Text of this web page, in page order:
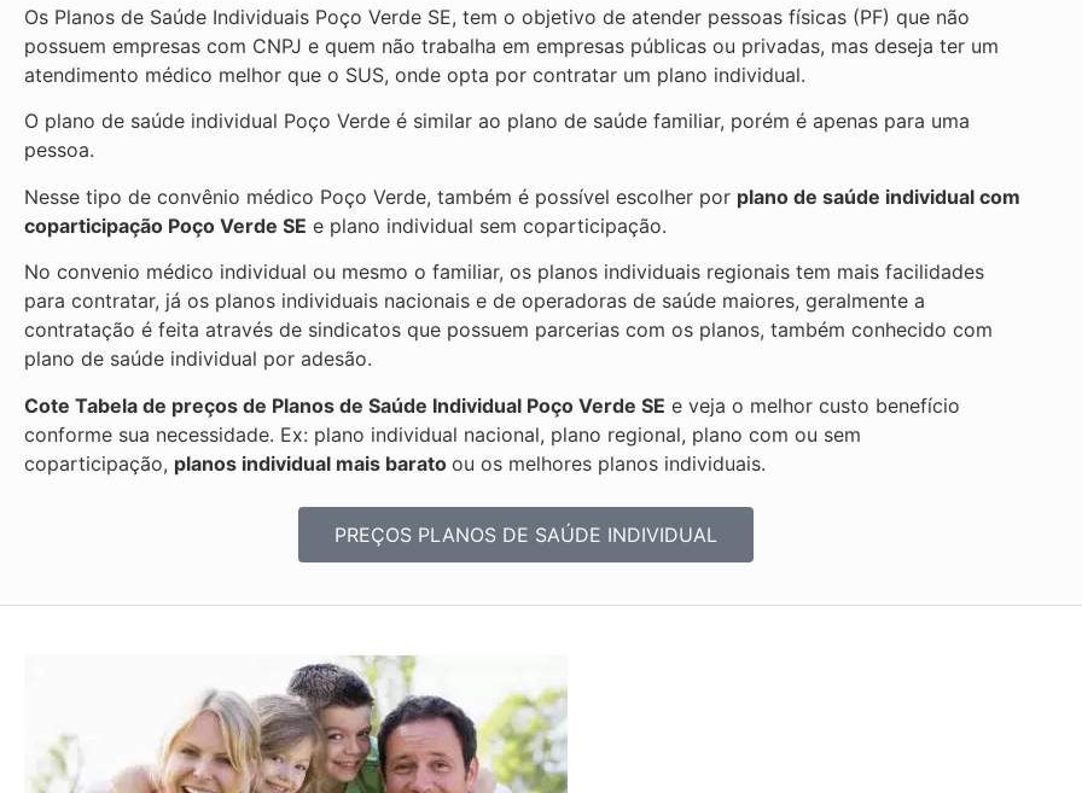
Os Planos de Saúde Individuais Poço Verde SE, tem o objetivo de atender pessoas físicas (PF) que não
possuem empresas com CNPJ e quem não trabalha em empresas públicas ou privadas, mas deseja ter um
atendimento médico melhor que o SUS, onde opta por contratar um plano individual.
O plano de saúde individual Poço Verde é similar ao plano de saúde familiar, porém é apenas para uma
pessoa.
Nesse tipo de convênio médico Poço Verde, também é possível escolher por plano de saúde individual com
coparticipação Poço Verde SE e plano individual sem coparticipação.
No convenio médico individual ou mesmo o familiar, os planos individuais regionais tem mais facilidades
para contratar, já os planos individuais nacionais e de operadoras de saúde maiores, geralmente a
contratação é feita através de sindicatos que possuem parcerias com os planos, também conhecido com
plano de saúde individual por adesão.
Cote Tabela de preços de Planos de Saúde Individual Poço Verde SE e veja o melhor custo benefício
conforme sua necessidade. Ex: plano individual nacional, plano regional, plano com ou sem
coparticipação, planos individual mais barato ou os melhores planos individuais.
PREÇOS PLANOS DE SAÚDE INDIVIDUAL